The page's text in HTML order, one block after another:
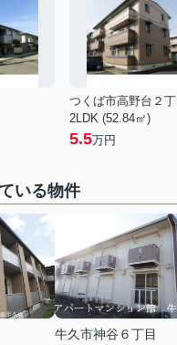
つくば市高野台２丁
2LDK (52.84㎡)
5.5万円
いる物件
牛久市神谷６丁目